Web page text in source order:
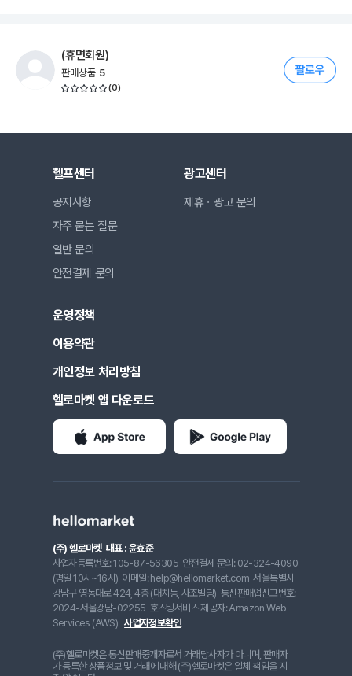
(휴면회원)
판매상품 5
(0)
헬프센터
공지사항
자주 묻는 질문
일반 문의
안전결제 문의
광고센터
제휴ㆍ광고 문의
운영정책
이용약관
개인정보 처리방침
헬로마켓 앱 다운로드
(주) 헬로마켓 대표 : 윤효준
사업자등록번호: 105-87-56305 안전결제 문의: 02-324-4090
(평일 10시~16시) 이메일: help@hellomarket.com 서울특별시
강남구 영동대로 424, 4층 (대치동, 사조빌딩) 통신판매업신고번호:
2024-서울강남-02255 호스팅서비스 제공자: Amazon Web
Services (AWS) 사업자정보확인
(주)헬로마켓은 통신판매중개자로서 거래당사자가 아니며, 판매자
가 등록한 상품정보 및 거래에 대해 (주)헬로마켓은 일체 책임을 지